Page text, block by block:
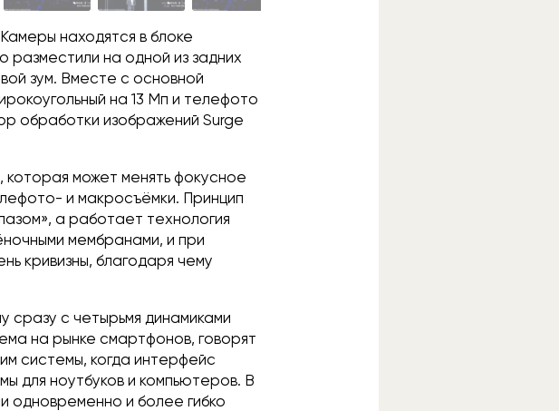
находятся в блоке
разместили на одной из задних
зум. Вместе с основной
на 13 Мп и телефото
обработки изображений Surge
которая может менять фокусное
и макросъёмки. Принцип
а работает технология
мембранами, и при
кривизны, благодаря чему
сразу с четырьмя динамиками
на рынке смартфонов, говорят
системы, когда интерфейс
для ноутбуков и компьютеров. В
одновременно и более гибко